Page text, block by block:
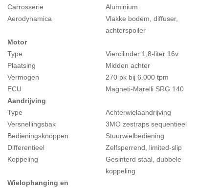
RENAULT GROUP
DACIA
ALPINE
ALLIANCE
FOTO’S & VIDEO’S
Carrosserie
Aluminium
Aerodynamica
Vlakke bodem, diffuser,
achterspoiler
Motor
Type
Viercilinder 1,8-liter 16v
Plaatsing
Midden achter
Vermogen
270 pk bij 6.000 tpm
ECU
Magneti-Marelli SRG 140
Aandrijving
Type
Achterwielaandrijving
Versnellingsbak
3MO zestraps sequentieel
Bedieningsknoppen
Stuurwielbediening
Differentieel
Zelfsperrend, limited-slip
Koppeling
Gesinterd staal, dubbele
koppeling
Wielophanging en